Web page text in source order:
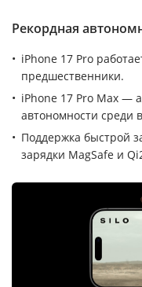
Рекордная
iPhone 17 Pro
предшественники.
iPhone 17 Pro Max —
автономности среди
Поддержка быстрой
зарядки MagSafe и